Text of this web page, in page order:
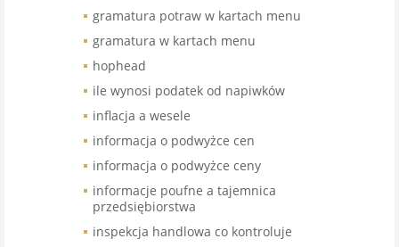
gramatura potraw w kartach menu
gramatura w kartach menu
hophead
ile wynosi podatek od napiwków
inflacja a wesele
informacja o podwyżce cen
informacja o podwyżce ceny
informacje poufne a tajemnica
przedsiębiorstwa
inspekcja handlowa co kontroluje